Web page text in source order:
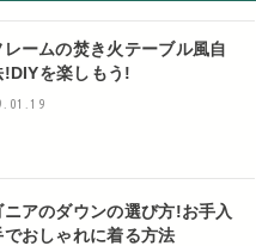
レームの焚き火テーブル風自
!DIYを楽しもう!
ニアのダウンの選び方!お手入
でおしゃれに着る方法